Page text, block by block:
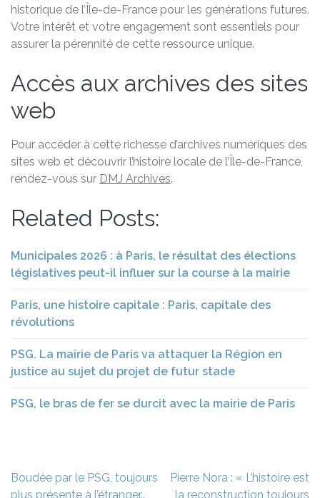
historique de l’Île-de-France pour les générations futures.
Votre intérêt et votre engagement sont essentiels pour
assurer la pérennité de cette ressource unique.
Accès aux archives des sites
web
Pour accéder à cette richesse d’archives numériques des
sites web et découvrir l’histoire locale de l’Île-de-France,
rendez-vous sur DMJ Archives.
Related Posts:
Municipales 2026 : à Paris, le résultat des élections
législatives peut-il influer sur la course à la mairie
Paris, une histoire capitale : Paris, capitale des
révolutions
PSG. La mairie de Paris va attaquer la Région en
justice au sujet du projet de futur stade
PSG, le bras de fer se durcit avec la mairie de Paris
Navigation
Boudée par le PSG, toujours
plus présente à l’étranger…
Pierre Nora : « L’histoire est
la reconstruction toujours